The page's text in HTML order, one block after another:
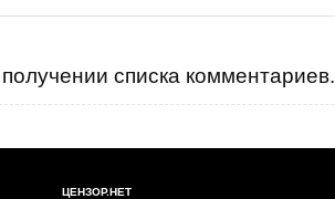
списка комментариев.
ЦЕНЗОР.НЕТ